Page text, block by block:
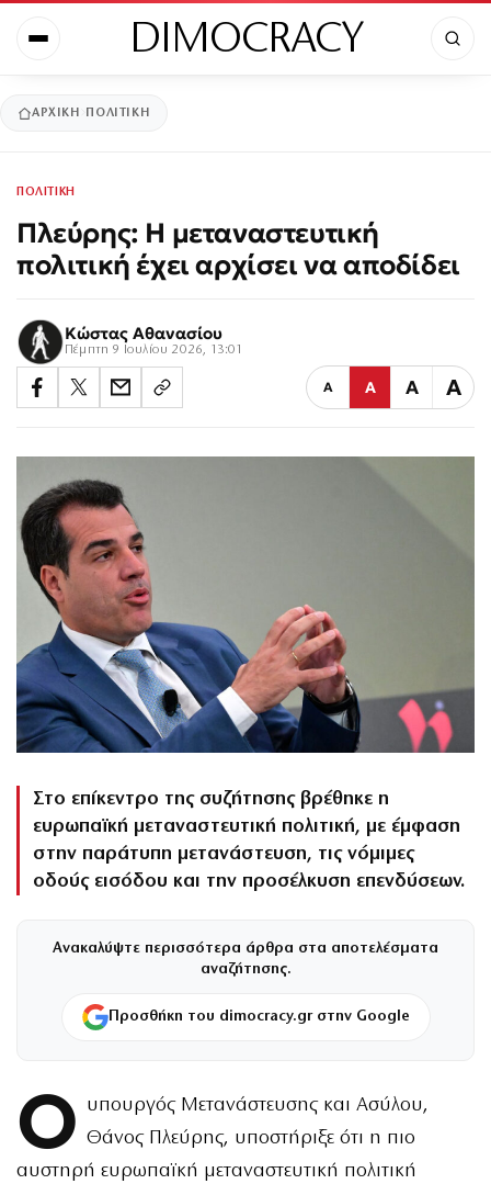
DIMOCRACY
ΑΡΧΙΚΉ ΠΟΛΙΤΙΚΗ
ΠΟΛΙΤΙΚΗ
Πλεύρης: Η μεταναστευτική
πολιτική έχει αρχίσει να αποδίδει
Κώστας Αθανασίου
Πέμπτη 9 Ιουλίου 2026, 13:01
Α Α Α Α
Στο επίκεντρο της συζήτησης βρέθηκε η
ευρωπαϊκή μεταναστευτική πολιτική, με έμφαση
στην παράτυπη μετανάστευση, τις νόμιμες
οδούς εισόδου και την προσέλκυση επενδύσεων.
Ανακαλύψτε περισσότερα άρθρα στα αποτελέσματα
αναζήτησης.
Προσθήκη του dimocracy.gr στην Google
Ο υπουργός Μετανάστευσης και Ασύλου,
Θάνος Πλεύρης, υποστήριξε ότι η πιο
αυστηρή ευρωπαϊκή μεταναστευτική πολιτική